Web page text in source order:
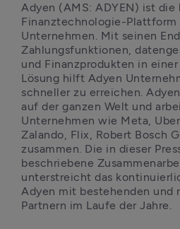
Adyen (AMS: ADYEN) ist die
Finanztechnologie-Plattform
Unternehmen. Mit seinen
Zahlungsfunktionen,
und Finanzprodukten in
Lösung hilft Adyen
schneller zu erreichen.
auf der ganzen Welt und
Unternehmen wie Meta,
Zalando, Flix, Robert Bosch
zusammen. Die in dieser
beschriebene
unterstreicht das
Adyen mit bestehenden und
Partnern im Laufe der Jahre.